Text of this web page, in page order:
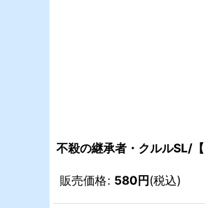
不殺の継承者・クルルSL/
販売価格: 580円(税込)